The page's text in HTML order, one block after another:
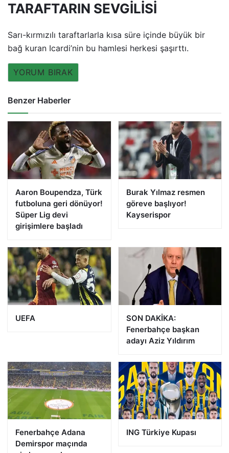
TARAFTARIN SEVGİLİSİ
Sarı-kırmızılı taraftarlarla kısa süre içinde büyük bir
bağ kuran Icardi’nin bu hamlesi herkesi şaşırttı.
YORUM BIRAK
Benzer Haberler
Aaron Boupendza, Türk
futboluna geri dönüyor!
Süper Lig devi
girişimlere başladı
Burak Yılmaz resmen
göreve başlıyor!
Kayserispor
UEFA
SON DAKİKA:
Fenerbahçe başkan
adayı Aziz Yıldırım
Fenerbahçe Adana
Demirspor maçında
ING Türkiye Kupası